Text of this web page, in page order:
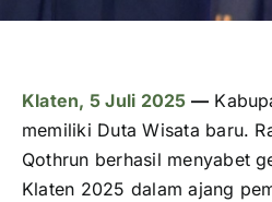
Klaten, 5 Juli 2025 —
memiliki Duta Wisata baru.
Qothrun berhasil menyabet
Klaten 2025 dalam ajang